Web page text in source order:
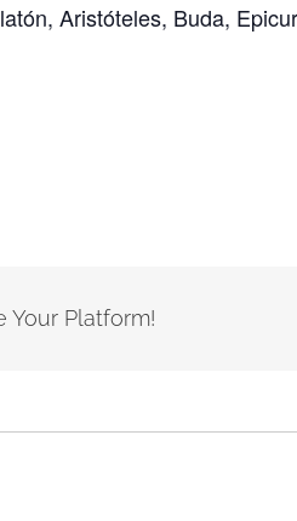
Aristóteles, Buda,
Your Platform!